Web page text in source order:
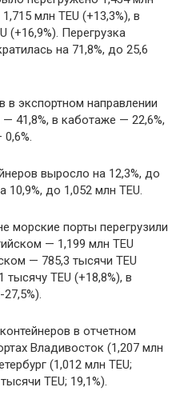
млн TEU (+13,3%), в
(+16,9%). Перегрузка
на 71,8%, до 25,6
в экспортном направлении
41,8%, в каботаже — 22,6%,
выросло на 12,3%, до
10,9%, до 1,052 млн TEU.
морские порты перегрузили
— 1,199 млн TEU
— 785,3 тысячи TEU
TEU (+18,8%), в
в отчетном
Владивосток (1,207 млн
(1,012 млн TEU;
TEU; 19,1%).